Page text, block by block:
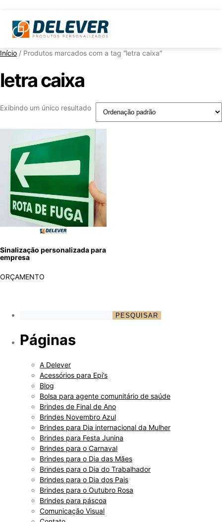
Início / Produtos marcados com a tag “letra caixa”
letra caixa
Exibindo um único resultado
Sinalização personalizada para
empresa
ORÇAMENTO
Páginas
A Delever
Acessórios para Epi’s
Blog
Bolsa para agente comunitário de saúde
Brindes de Final de Ano
Brindes Novembro Azul
Brindes para Dia internacional da Mulher
Brindes para Festa Junina
Brindes para o Carnaval
Brindes para o Dia das Mães
Brindes para o Dia do Trabalhador
Brindes para o Dia dos Pais
Brindes para o Outubro Rosa
Brindes para páscoa
Comunicação Visual